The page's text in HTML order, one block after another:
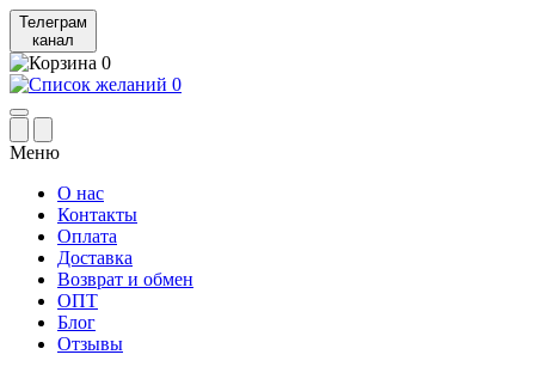
Телеграм
канал
0
0
Меню
О нас
Контакты
Оплата
Доставка
Возврат и обмен
ОПТ
Блог
Отзывы